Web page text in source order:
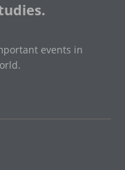
events in